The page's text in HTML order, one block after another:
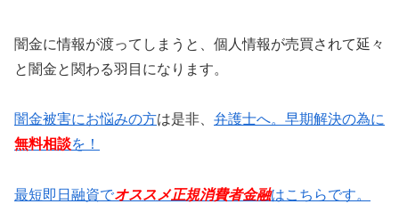
闇金に情報が渡ってしまうと、個人情報が売買されて延々
と闇金と関わる羽目になります。
闇金被害にお悩みの方は是非、 弁護士へ。早期解決の為に
無料相談を！
最短即日融資でオススメ正規消費者金融はこちらです。